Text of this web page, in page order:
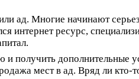
ад. Многие начинают
интернет ресурс,
получить дополнительные
мест в ад. Вряд ли кто-